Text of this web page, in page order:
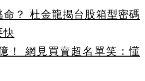
命？ 杜金龍揭台股箱型密碼
快
！ 網見買賣超名單笑：懂